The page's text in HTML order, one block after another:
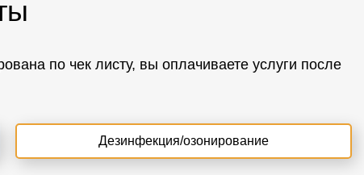
по чек листу, вы оплачиваете услуги после
Дезинфекция/озонирование